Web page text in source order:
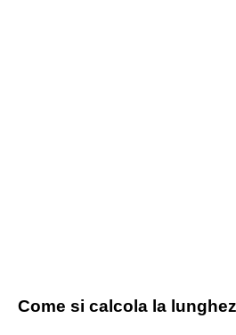
Come si calcola la